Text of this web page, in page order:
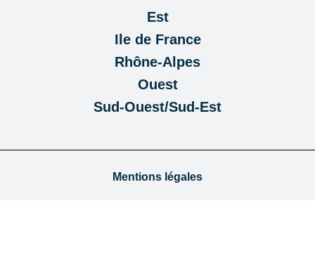
Est
Ile de France
Rhône-Alpes
Ouest
Sud-Ouest/Sud-Est
Mentions légales